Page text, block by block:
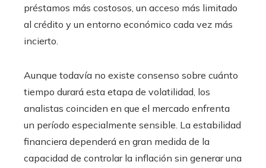
préstamos más costosos, un acceso más limitado
al crédito y un entorno económico cada vez más
incierto.
Aunque todavía no existe consenso sobre cuánto
tiempo durará esta etapa de volatilidad, los
analistas coinciden en que el mercado enfrenta
un período especialmente sensible. La estabilidad
financiera dependerá en gran medida de la
capacidad de controlar la inflación sin generar una